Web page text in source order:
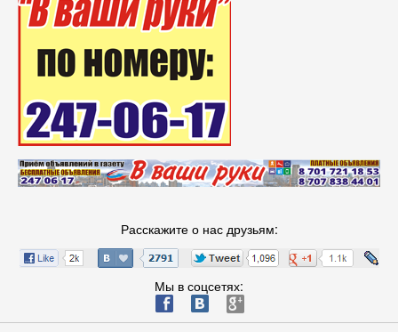
Расскажите о нас друзьям:
Мы в соцсетях:
ä æ è